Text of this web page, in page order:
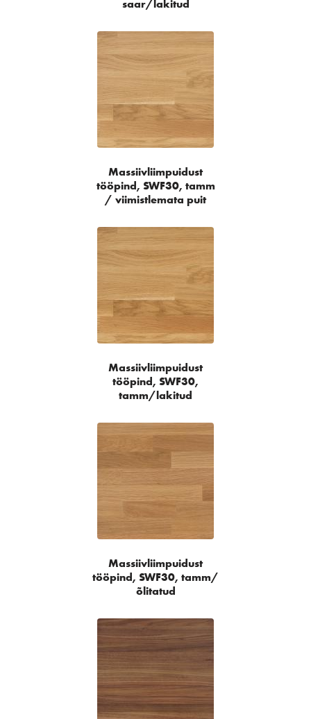
saar/lakitud
Massiivliimpuidust
tööpind, SWF30, tamm
/ viimistlemata puit
Massiivliimpuidust
tööpind, SWF30,
tamm/lakitud
Massiivliimpuidust
tööpind, SWF30, tamm/
õlitatud